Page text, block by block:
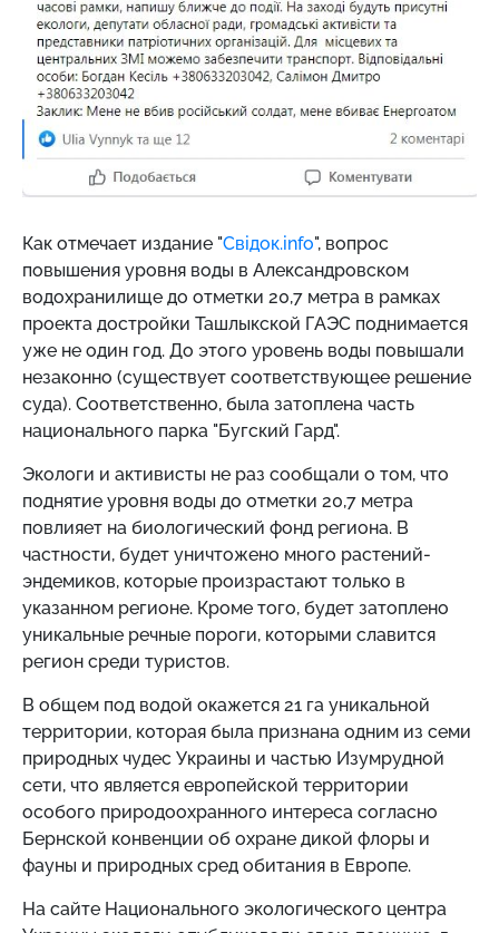
Как отмечает издание "Свідок.info", вопрос
повышения уровня воды в Александровском
водохранилище до отметки 20,7 метра в рамках
проекта достройки Ташлыкской ГАЭС поднимается
уже не один год. До этого уровень воды повышали
незаконно (существует соответствующее решение
суда). Соответственно, была затоплена часть
национального парка "Бугский Гард".
Экологи и активисты не раз сообщали о том, что
поднятие уровня воды до отметки 20,7 метра
повлияет на биологический фонд региона. В
частности, будет уничтожено много растений-
эндемиков, которые произрастают только в
указанном регионе. Кроме того, будет затоплено
уникальные речные пороги, которыми славится
регион среди туристов.
В общем под водой окажется 21 га уникальной
территории, которая была признана одним из семи
природных чудес Украины и частью Изумрудной
сети, что является европейской территории
особого природоохранного интереса согласно
Бернской конвенции об охране дикой флоры и
фауны и природных сред обитания в Европе.
На сайте Национального экологического центра